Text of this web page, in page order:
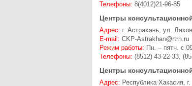
Телефоны: 8(4012)21-96-85
Центры
Адрес: г. Астрахань, ул.
E-mail: CKP-Astrakhan@rtrn.ru
Режим работы: Пн. – пятн. с
Телефоны: (8512) 43-22-33,
Центры
Адрес: Республика Хакасия,